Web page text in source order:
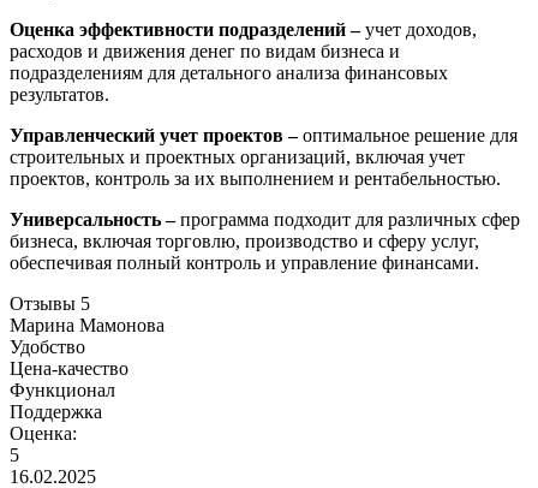
Оценка эффективности подразделений –учет доходов,
расходов и движения денег по видам бизнеса и
подразделениям для детального анализа финансовых
результатов.
Управленческий учет проектов –оптимальное решение для
строительных и проектных организаций, включая учет
проектов, контроль за их выполнением и рентабельностью.
Универсальность –программа подходит для различных сфер
бизнеса, включая торговлю, производство и сферу услуг,
обеспечивая полный контроль и управление финансами.
Отзывы 5
Марина Мамонова
Удобство
Цена-качество
Функционал
Поддержка
Оценка:
5
16.02.2025